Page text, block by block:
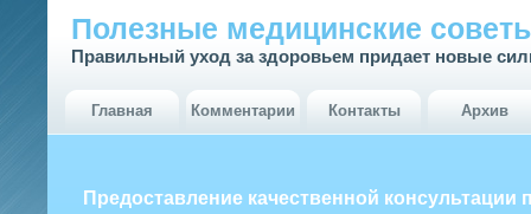
Полезные медицинские
Правильный уход за здоровьем придает новые
Главная Комментарии Контакты Архив
Предоставление качественной консультации